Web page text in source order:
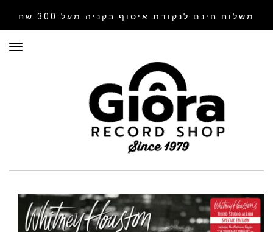
משלוח חינם לנקודת איסוף בקניה מעל 300 שח